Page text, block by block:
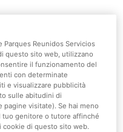
fino al
delleBlack Friday
un 2025 ricco di
Parques Reunidos Servicios
questo sito web, utilizzano
il funzionamento del
con determinate
e visualizzare pubblicità
sulle abitudini di
visitate). Se hai meno
tuo genitore o tutore affinché
cookie di questo sito web.